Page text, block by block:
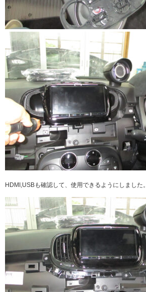
HDMI,USBも確認して、使用できるようにしました。